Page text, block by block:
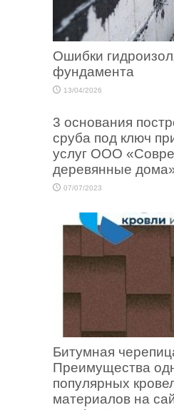
Ошибки
фундамента
13/04/2026
3 основания
сруба под ключ
услуг ООО
деревянные
07/07/2023
Битумная
Преимущества
популярных
материалов на